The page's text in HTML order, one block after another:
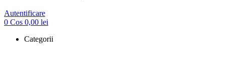
Autentificare
0 Cos 0,00 lei
Categorii